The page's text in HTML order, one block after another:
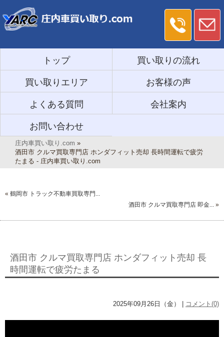
トップ 買い取りの流れ
買い取りエリア お客様の声
よくある質問 会社案内
お問い合わせ
庄内車買い取り.com »
酒田市 クルマ買取専門店 ホンダフィット売却 長時間運転で疲労
たまる - 庄内車買い取り.com
« 鶴岡市 トラック不動車買取専門...
酒田市 クルマ買取専門店 即金... »
酒田市 クルマ買取専門店 ホンダフィット売却 長
時間運転で疲労たまる
2025年09月26日（金） | コメント(0)